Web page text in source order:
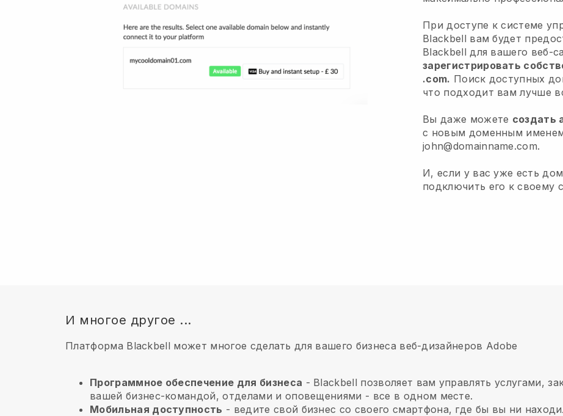
При доступе к системе
Blackbell вам будет
Blackbell для вашего веб-
зарегистрировать
.com. Поиск доступных
что подходит вам лучше
Вы даже можете создать
с новым доменным
john@domainname.com.
И, если у вас уже есть
подключить его к своему
И многое другое ...
Платформа Blackbell может многое сделать для вашего бизнеса веб-дизайнеров Adobe
Программное обеспечение для бизнеса - Blackbell позволяет вам управлять услугами,
вашей бизнес-командой, отделами и оповещениями - все в одном месте.
Мобильная доступность - ведите свой бизнес со своего смартфона, где бы вы ни